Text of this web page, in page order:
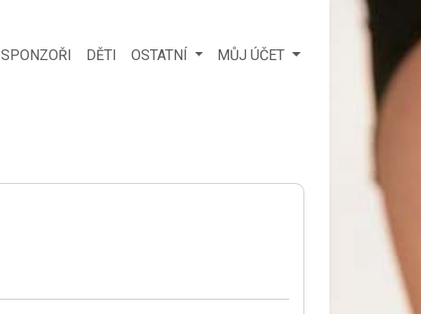
SPONZOŘI DĚTI OSTATNÍ MŮJ ÚČET